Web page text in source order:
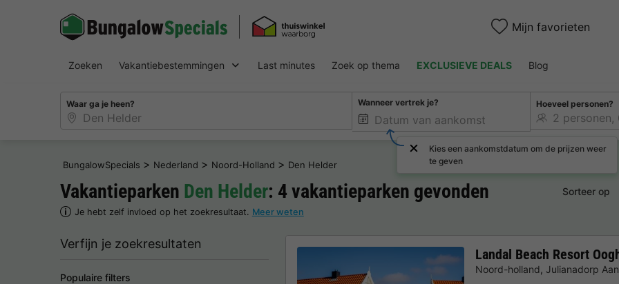
Mijn favorieten
Zoeken Vakantiebestemmingen Last minutes Zoek op thema EXCLUSIEVE DEALS Blog
Waar ga je heen? Wanneer vertrek je?
Kies een aankomstdatum om de prijzen weer
te geven
Hoeveel personen?
BungalowSpecials > Nederland > Noord-Holland > Den Helder
Vakantieparken Den Helder: 4 vakantieparken gevonden
Je hebt zelf invloed op het zoekresultaat. Meer weten
Sorteer op
Verfijn je zoekresultaten
Populaire filters
Landal Beach Resort
Noord-holland, Julianadorp